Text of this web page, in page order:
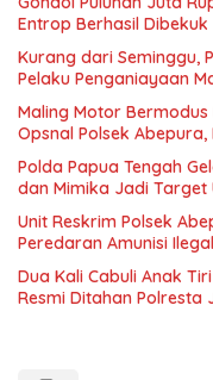
Entrop Berhasil Dibekuk
Kurang dari Seminggu,
Pelaku Penganiayaan
Maling Motor
Opsnal Polsek
Polda Papua Tengah
dan Mimika Jadi Target
Unit Reskrim Polsek
Peredaran Amunisi Ilegal
Dua Kali Cabuli Anak
Resmi Ditahan Polresta